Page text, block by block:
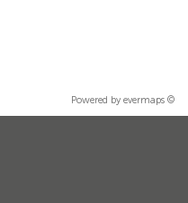
Powered by evermaps ©